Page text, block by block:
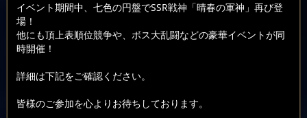
イベント期間中、七色の円盤でSSR戦神「晴春の軍神」再び登
場！
他にも頂上表順位競争や、ボス大乱闘などの豪華イベントが同
時開催！
詳細は下記をご確認ください。
皆様のご参加を心よりお待ちしております。